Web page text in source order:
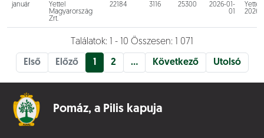
január
Yettel
Magyarország
Zrt.
22184 3116 25300
2026-01-
01
Yettel
2026.
Találatok: 1 - 10 Összesen: 1 071
Első Előző 1 2 … Következő Utolsó
Pomáz, a Pilis kapuja